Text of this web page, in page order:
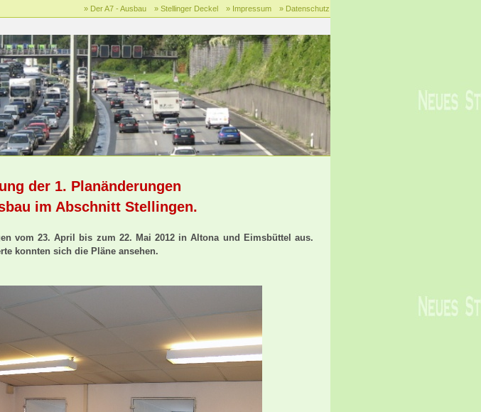
» Der A7 - Ausbau » Stellinger Deckel » Impressum » Datenschutz
der 1. Planänderungen
im Abschnitt Stellingen.
vom 23. April bis zum 22. Mai 2012 in Altona und Eimsbüttel aus.
konnten sich die Pläne ansehen.